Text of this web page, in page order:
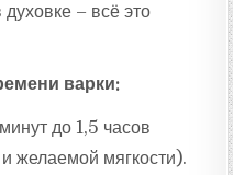
– всё это
варки:
до 1,5 часов
желаемой мягкости).